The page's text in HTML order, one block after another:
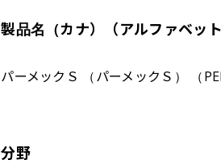
製品名（カナ）（アルファベット
パーメックＳ （パーメックＳ） （
分野